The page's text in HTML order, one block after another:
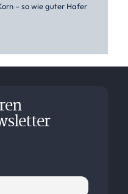
– so wie guter Hafer